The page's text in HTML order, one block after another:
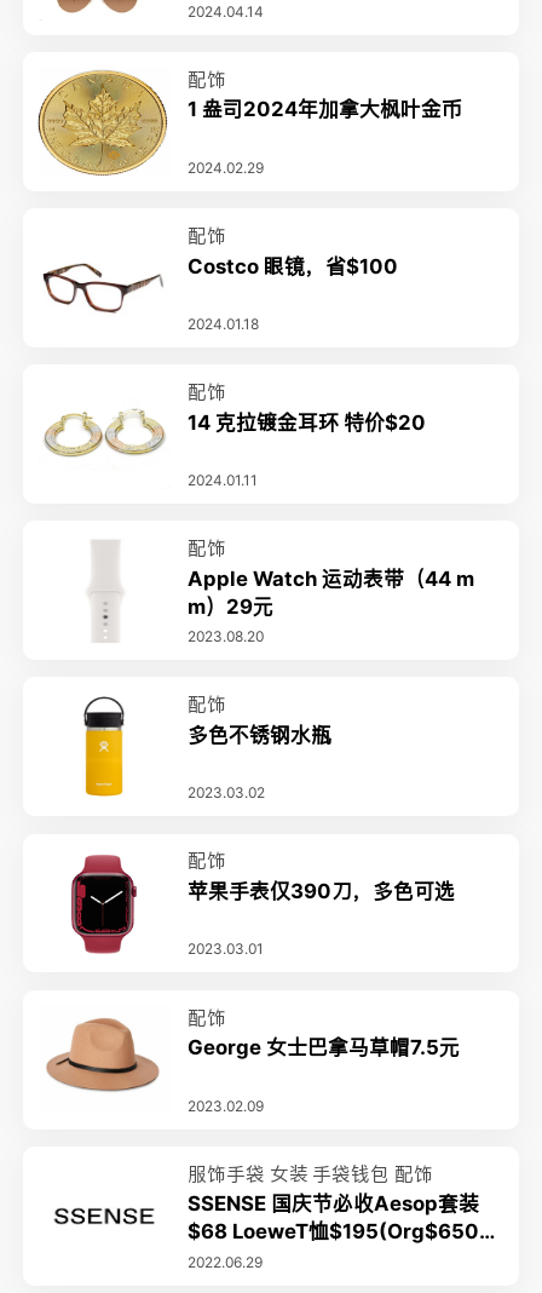
2024.04.14
配饰
1 盎司2024年加拿大枫叶金币
2024.02.29
配饰
Costco 眼镜，省$100
2024.01.18
配饰
14 克拉镀金耳环 特价$20
2024.01.11
配饰
Apple Watch 运动表带（44 m
m）29元
2023.08.20
配饰
多色不锈钢水瓶
2023.03.02
配饰
苹果手表仅390刀，多色可选
2023.03.01
配饰
George 女士巴拿马草帽7.5元
2023.02.09
服饰手袋 女装 手袋钱包 配饰
SSENSE 国庆节必收Aesop套装
$68 LoeweT恤$195(Org$650)
3折起 JC手链$34(Org$110）
2022.06.29